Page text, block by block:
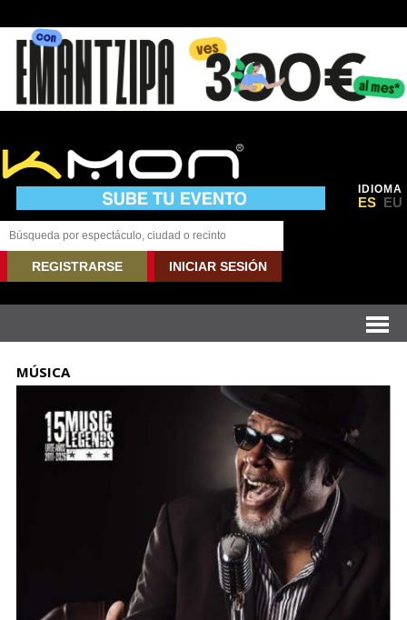
IDIOMA
ES EU
REGISTRARSE INICIAR SESIÓN
MÚSICA